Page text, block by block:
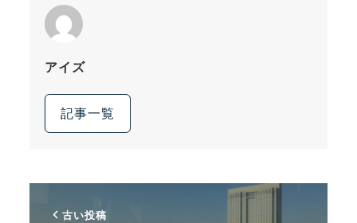
アイズ
記事一覧
古い投稿